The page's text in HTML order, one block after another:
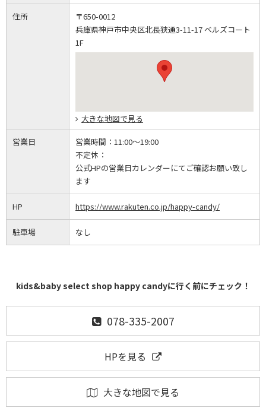
住所
〒650-0012
兵庫県神戸市中央区北長狭通3-11-17 ベルズコート
1F
大きな地図で見る
営業日 営業時間： 11:00～19:00
不定休：
公式HPの営業日カレンダーにてご確認お願い致し
ます
HP https://www.rakuten.co.jp/happy-candy/
駐車場 なし
kids&baby select shop happy candyに行く前にチェック！
078-335-2007
HPを見る
大きな地図で見る